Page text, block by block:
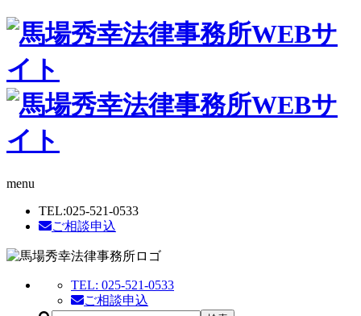
menu
TEL:025-521-0533
ご相談申込
TEL: 025-521-0533
ご相談申込